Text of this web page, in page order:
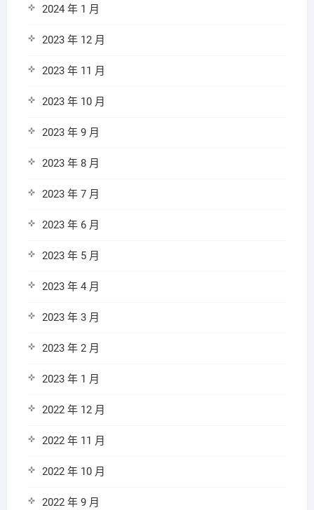
2024 年 1 月
2023 年 12 月
2023 年 11 月
2023 年 10 月
2023 年 9 月
2023 年 8 月
2023 年 7 月
2023 年 6 月
2023 年 5 月
2023 年 4 月
2023 年 3 月
2023 年 2 月
2023 年 1 月
2022 年 12 月
2022 年 11 月
2022 年 10 月
2022 年 9 月